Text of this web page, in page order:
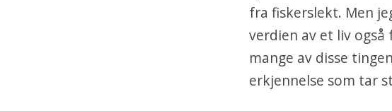
fra fiskerslekt. Men
verdien av et liv også
mange av disse
erkjennelse som tar